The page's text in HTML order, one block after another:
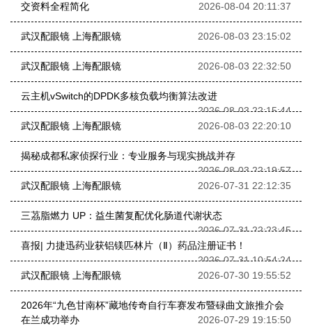
交资料全程简化
2026-08-04 20:11:37
武汉配眼镜 上海配眼镜 2026-08-03 23:15:02
武汉配眼镜 上海配眼镜 2026-08-03 22:32:50
云主机vSwitch的DPDK多核负载均衡算法改进
2026-08-03 22:15:44
武汉配眼镜 上海配眼镜
2026-08-03 22:20:10
揭秘成都私家侦探行业：专业服务与现实挑战并存
2026-08-03 22:19:57
武汉配眼镜 上海配眼镜
2026-07-31 22:12:35
三茘脂燃力 UP：益生菌复配优化肠道代谢状态
2026-07-31 22:23:45
喜报| 力捷迅药业获铝镁匹林片（Ⅱ）药品注册证书！
2026-07-31 10:54:24
武汉配眼镜 上海配眼镜
2026-07-30 19:55:52
2026年“九色甘南杯”藏地传奇自行车赛发布暨碌曲文旅推介会
在兰成功举办
2026-07-29 19:15:50